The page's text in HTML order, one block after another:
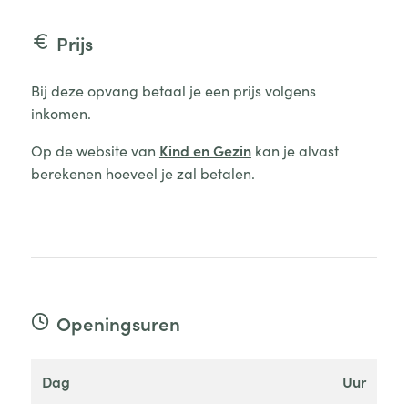
Prijs
Bij deze opvang betaal je een prijs volgens
inkomen.
Op de website van Kind en Gezinkan je alvast
berekenen hoeveel je zal betalen.
Openingsuren
dag uur